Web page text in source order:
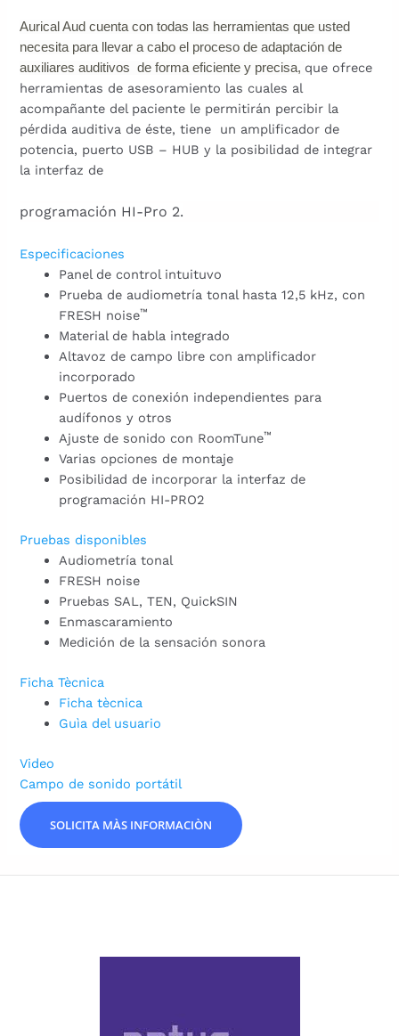
Aurical Aud cuenta con todas las herramientas que usted
necesita para llevar a cabo el proceso de adaptación de
auxiliares auditivos de forma eficiente y precisa, que ofrece
herramientas de asesoramiento las cuales al
acompañante del paciente le permitirán percibir la
pérdida auditiva de éste, tiene un amplificador de
potencia, puerto USB – HUB y la posibilidad de integrar
la interfaz de
programación HI-Pro 2.
Especificaciones
Panel de control intuituvo
Prueba de audiometría tonal hasta 12,5 kHz, con
FRESH noise™
Material de habla integrado
Altavoz de campo libre con amplificador
incorporado
Puertos de conexión independientes para
audífonos y otros
Ajuste de sonido con RoomTune™
Varias opciones de montaje
Posibilidad de incorporar la interfaz de
programación HI-PRO2
Pruebas disponibles
Audiometría tonal
FRESH noise
Pruebas SAL, TEN, QuickSIN
Enmascaramiento
Medición de la sensación sonora
Ficha Tècnica
Ficha tècnica
Guìa del usuario
Video
Campo de sonido portátil
SOLICITA MÀS INFORMACIÒN